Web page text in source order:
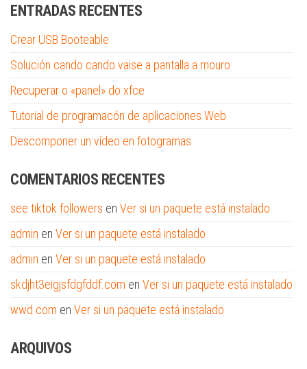
ENTRADAS RECENTES
Crear USB Booteable
Solución cando cando vaise a pantalla a mouro
Recuperar o «panel» do xfce
Tutorial de programacón de aplicaciones Web
Descomponer un vídeo en fotogramas
COMENTARIOS RECENTES
see tiktok followers en Ver si un paquete está instalado
admin en Ver si un paquete está instalado
admin en Ver si un paquete está instalado
skdjht3eigjsfdgfddf.com en Ver si un paquete está instalado
wwd.com en Ver si un paquete está instalado
ARQUIVOS